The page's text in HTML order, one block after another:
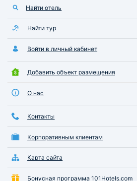
Найти отель
Найти тур
Войти в личный кабинет
Добавить объект размещения
О нас
Контакты
Корпоративным клиентам
Карта сайта
Бонусная программа 101Hotels.com